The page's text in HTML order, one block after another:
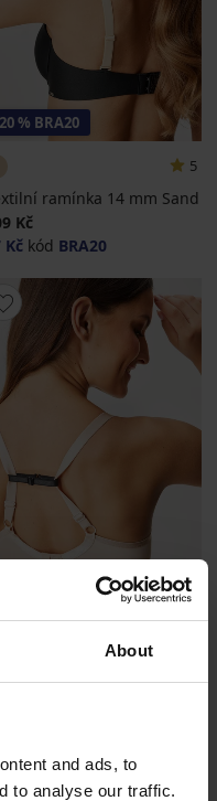
About
and ads, to
to analyse our traffic.
% BRA20
5
ramínka 14 mm Sand
Kč
Kč kód BRA20